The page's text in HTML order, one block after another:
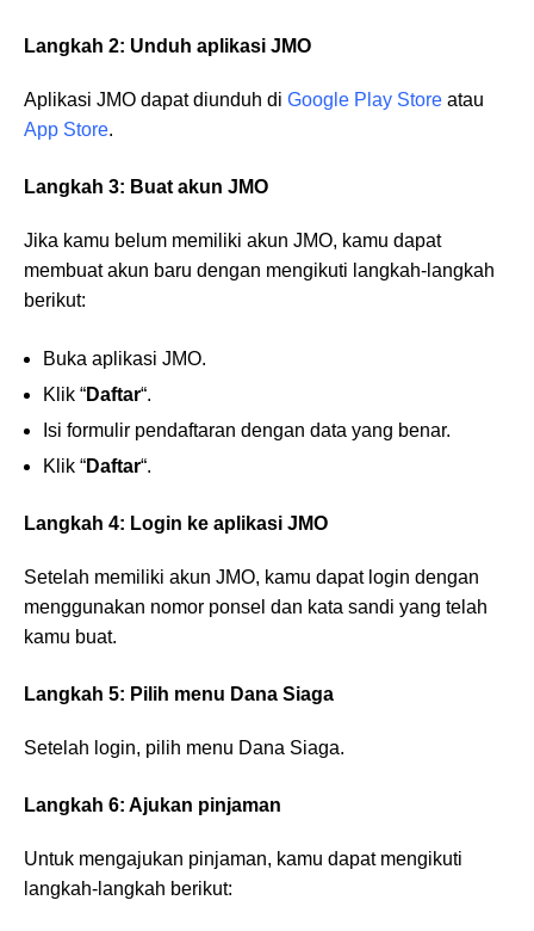
Langkah 2: Unduh aplikasi JMO
Aplikasi JMO dapat diunduh di Google Play Store atau
App Store.
Langkah 3: Buat akun JMO
Jika kamu belum memiliki akun JMO, kamu dapat
membuat akun baru dengan mengikuti langkah-langkah
berikut:
Buka aplikasi JMO.
Klik “Daftar“.
Isi formulir pendaftaran dengan data yang benar.
Klik “Daftar“.
Langkah 4: Login ke aplikasi JMO
Setelah memiliki akun JMO, kamu dapat login dengan
menggunakan nomor ponsel dan kata sandi yang telah
kamu buat.
Langkah 5: Pilih menu Dana Siaga
Setelah login, pilih menu Dana Siaga.
Langkah 6: Ajukan pinjaman
Untuk mengajukan pinjaman, kamu dapat mengikuti
langkah-langkah berikut: